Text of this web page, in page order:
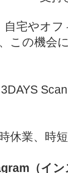
自宅やオ
この機会
3DAYS
休業、時
（イ